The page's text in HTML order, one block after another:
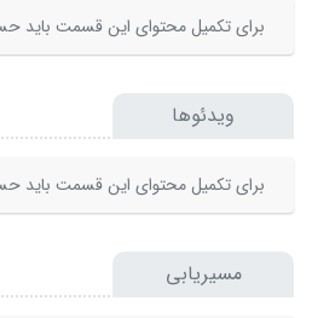
برای تکمیل محتوای این قسمت باید
ویدئوها
برای تکمیل محتوای این قسمت باید
مسیریابی